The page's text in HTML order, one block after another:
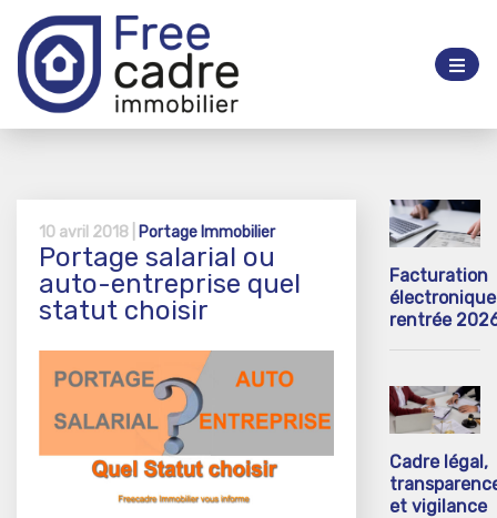
10 avril 2018 | Portage Immobilier
Portage salarial ou
auto-entreprise quel
statut choisir
Facturation
rentrée
Cadre légal,
et vigilance